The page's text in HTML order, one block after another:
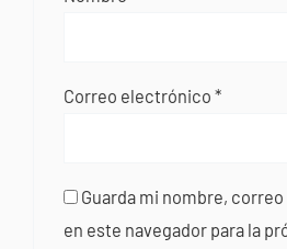
Correo electrónico*
Guarda mi nombre,
en este navegador para la